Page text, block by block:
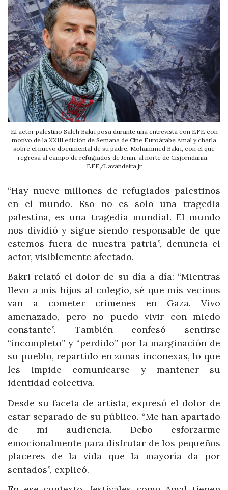
El actor palestino Saleh Bakri posa durante una entrevista con EFE con
motivo de la XXIII edición de Semana de Cine Euroárabe Amal y charla
sobre el nuevo documental de su padre, Mohammed Bakri, con el que
regresa al campo de refugiados de Jenin, al norte de Cisjorndania.
EFE/Lavandeira jr
“Hay nueve millones de refugiados palestinos
en el mundo. Eso no es solo una tragedia
palestina, es una tragedia mundial. El mundo
nos dividió y sigue siendo responsable de que
estemos fuera de nuestra patria”, denuncia el
actor, visiblemente afectado.
Bakri relató el dolor de su día a día: “Mientras
llevo a mis hijos al colegio, sé que mis vecinos
van a cometer crímenes en Gaza. Vivo
amenazado, pero no puedo vivir con miedo
constante”. También confesó sentirse
“incompleto” y “perdido” por la marginación de
su pueblo, repartido en zonas inconexas, lo que
les impide comunicarse y mantener su
identidad colectiva.
Desde su faceta de artista, expresó el dolor de
estar separado de su público. “Me han apartado
de mi audiencia. Debo esforzarme
emocionalmente para disfrutar de los pequeños
placeres de la vida que la mayoría da por
sentados”, explicó.